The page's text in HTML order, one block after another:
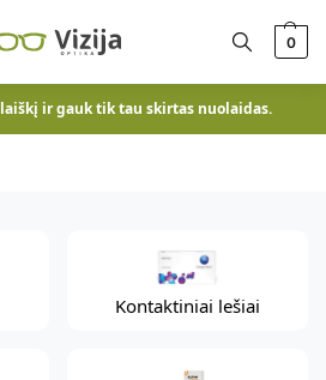
0
ir gauk tik tau skirtas nuolaidas.
Kontaktiniai lešiai